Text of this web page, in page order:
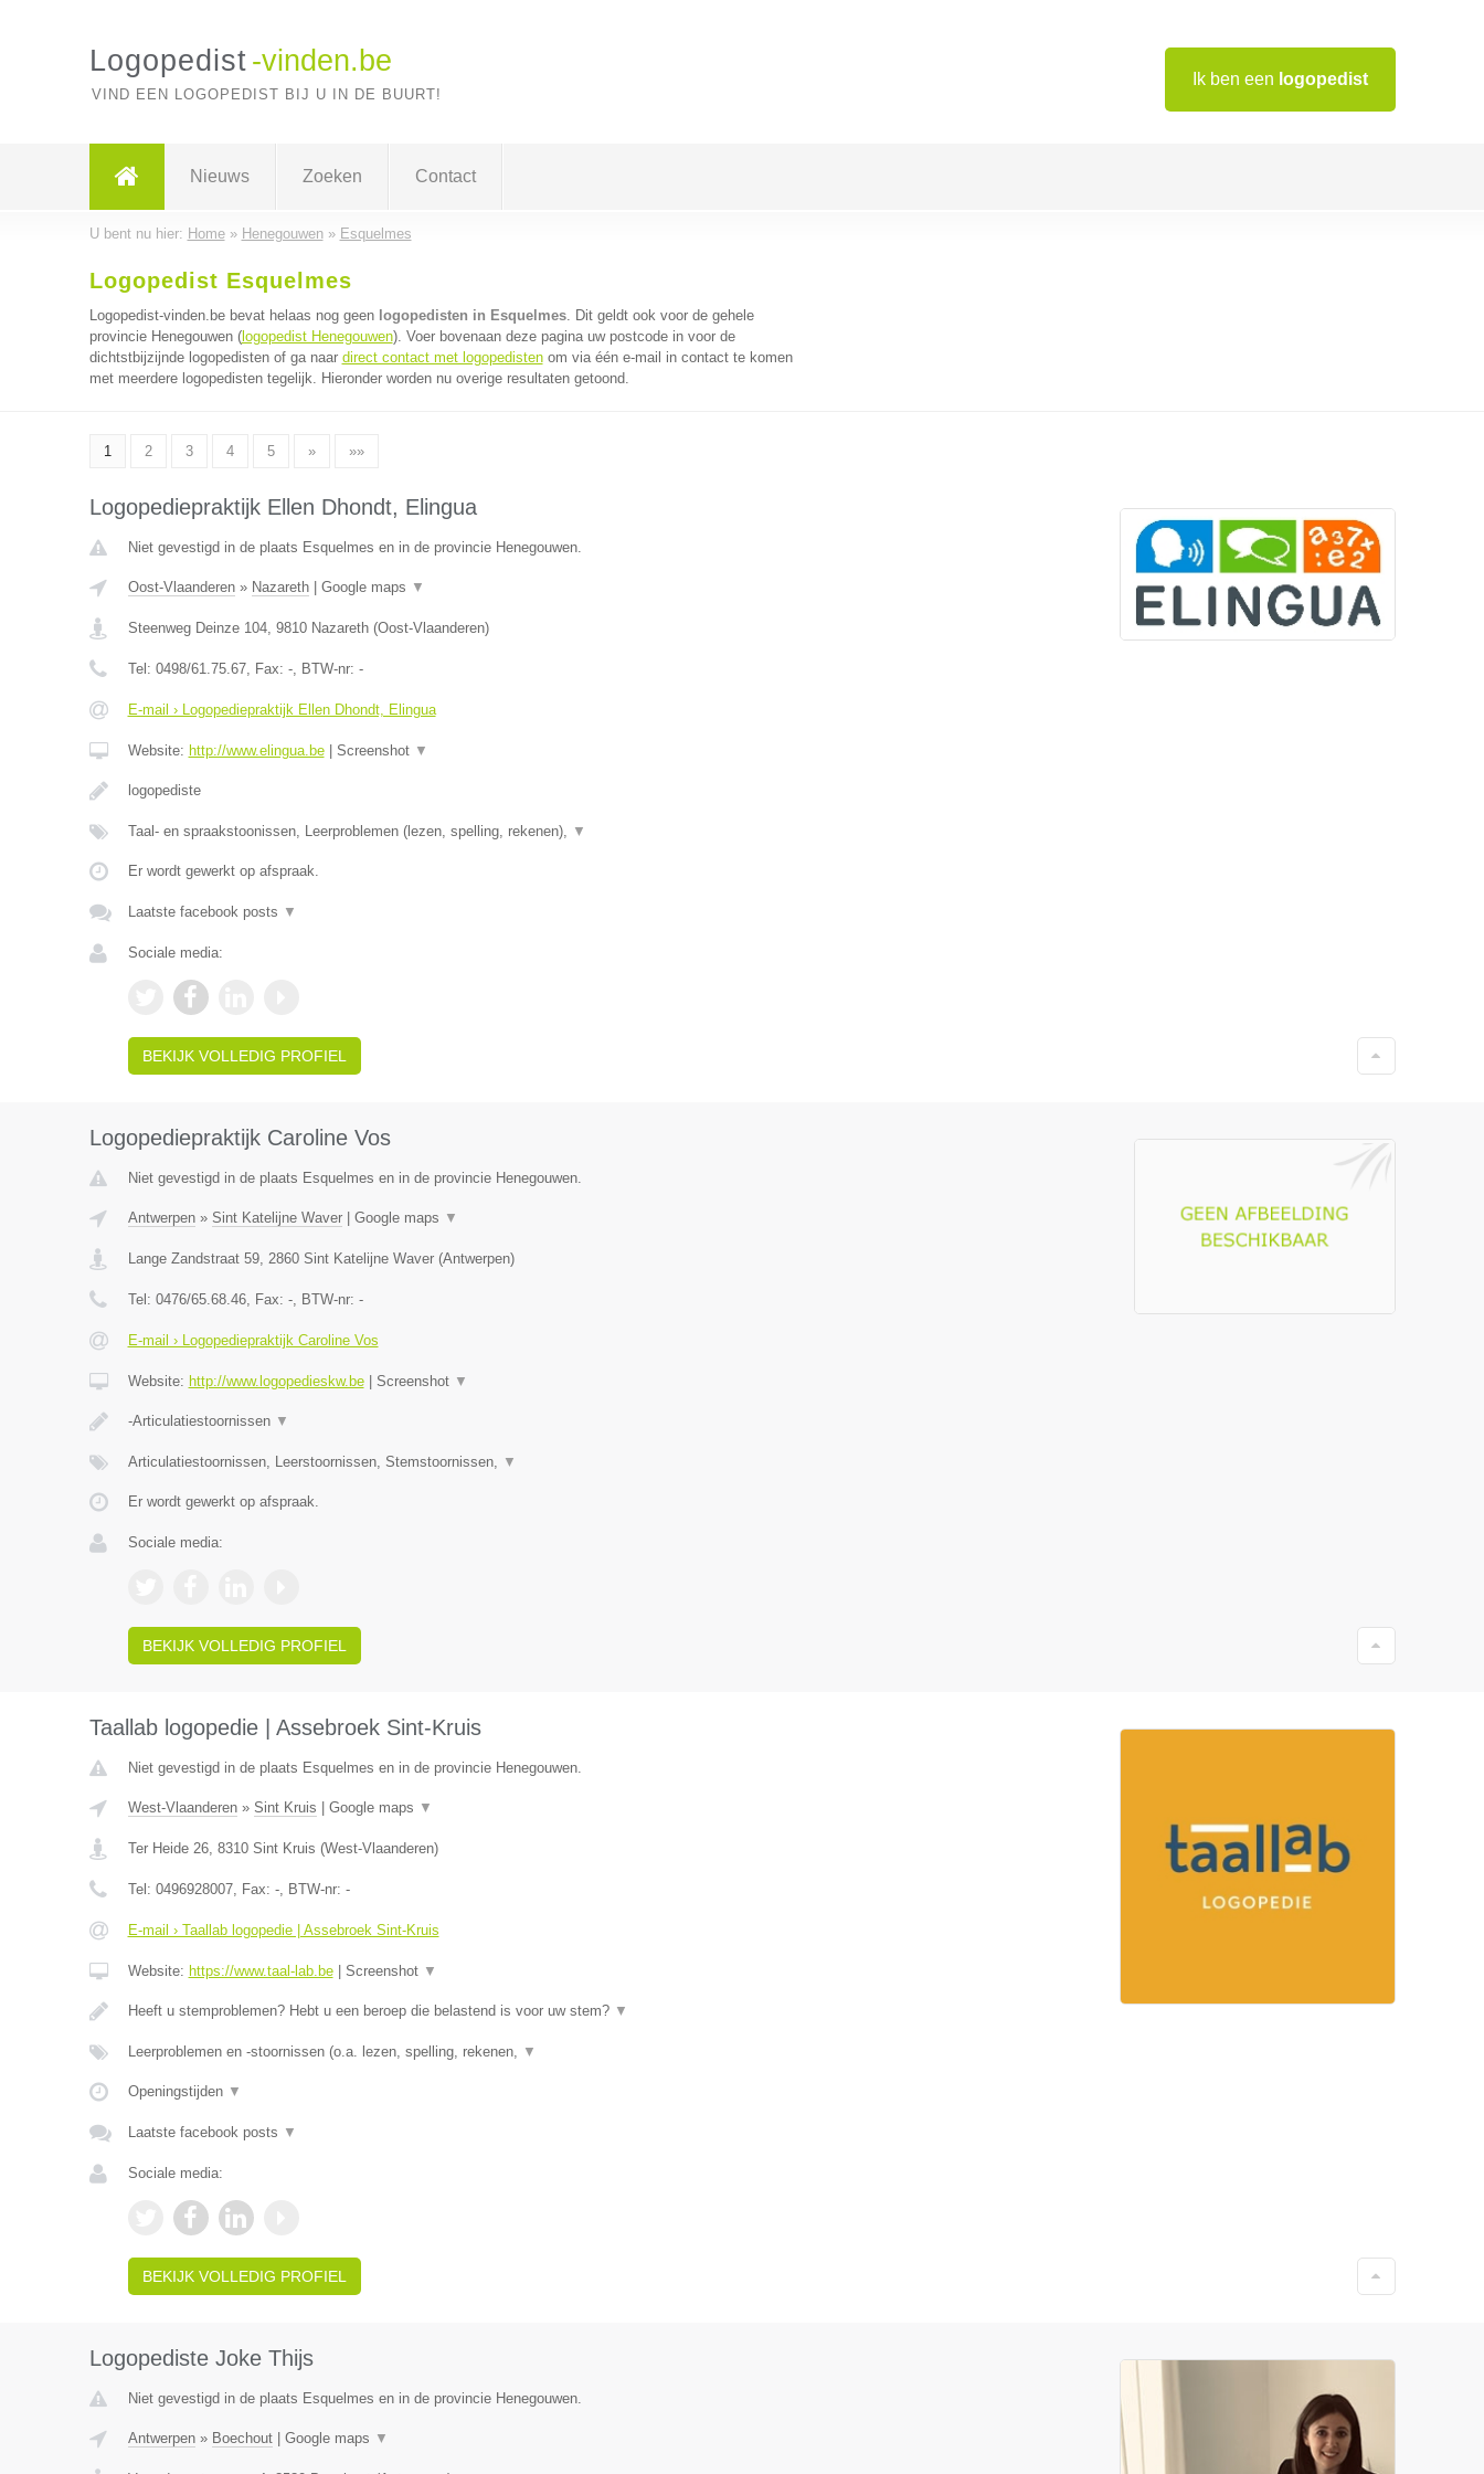
Ik ben een logopedist
Logopedist -vinden.be
VIND EEN LOGOPEDIST BIJ U IN DE BUURT!
Nieuws Zoeken Contact
U bent nu hier: Home» Henegouwen» Esquelmes
Logopedist Esquelmes
Logopedist-vinden.be bevat helaas nog geen logopedisten in Esquelmes. Dit geldt ook voor de gehele
provincie Henegouwen (logopedist Henegouwen). Voer bovenaan deze pagina uw postcode in voor de
dichtstbijzijnde logopedisten of ga naar direct contact met logopedistenom via één e-mail in contact te komen
met meerdere logopedisten tegelijk. Hieronder worden nu overige resultaten getoond.
1 2 3 4 5 » »»
Logopediepraktijk Ellen Dhondt, Elingua
Niet gevestigd in de plaats Esquelmes en in de provincie Henegouwen.
Oost-Vlaanderen» Nazareth| Google maps ▼
Steenweg Deinze 104, 9810 Nazareth(Oost-Vlaanderen)
Tel: 0498/61.75.67, Fax: -, BTW-nr: -
E-mail › Logopediepraktijk Ellen Dhondt, Elingua
Website: http://www.elingua.be| Screenshot ▼
logopediste
Taal- en spraakstoonissen, Leerproblemen (lezen, spelling, rekenen), ▼
Er wordt gewerkt op afspraak.
Laatste facebook posts ▼
Sociale media:
BEKIJK VOLLEDIG PROFIEL
Logopediepraktijk Caroline Vos
Niet gevestigd in de plaats Esquelmes en in de provincie Henegouwen.
Antwerpen» Sint Katelijne Waver| Google maps ▼
Lange Zandstraat 59, 2860 Sint Katelijne Waver(Antwerpen)
Tel: 0476/65.68.46, Fax: -, BTW-nr: -
E-mail › Logopediepraktijk Caroline Vos
Website: http://www.logopedieskw.be| Screenshot ▼
-Articulatiestoornissen ▼
Articulatiestoornissen, Leerstoornissen, Stemstoornissen, ▼
Er wordt gewerkt op afspraak.
Sociale media:
BEKIJK VOLLEDIG PROFIEL
Taallab logopedie | Assebroek Sint-Kruis
Niet gevestigd in de plaats Esquelmes en in de provincie Henegouwen.
West-Vlaanderen» Sint Kruis Google maps ▼
Ter Heide 26, 8310 Sint Kruis (West-Vlaanderen)
Tel: 0496928007, Fax: -, BTW-nr: -
E-mail › Taallab logopedie | Assebroek Sint-Kruis
Website: https://www.taal-lab.be| Screenshot ▼
Heeft u stemproblemen? Hebt u een beroep die belastend is voor uw stem? ▼
Leerproblemen en -stoornissen (o.a. lezen, spelling, rekenen, ▼
Openingstijden ▼
Laatste facebook posts ▼
Sociale media:
BEKIJK VOLLEDIG PROFIEL
Logopediste Joke Thijs
Niet gevestigd in de plaats Esquelmes en in de provincie Henegouwen.
Antwerpen» Boechout| Google maps ▼